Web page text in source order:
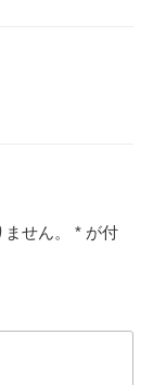
せん。 * が付